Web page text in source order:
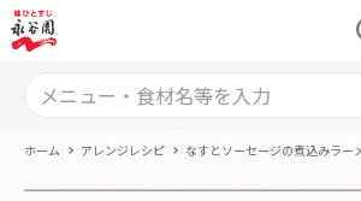
ホーム アレンジレシピ なすとソーセージの煮込みラー